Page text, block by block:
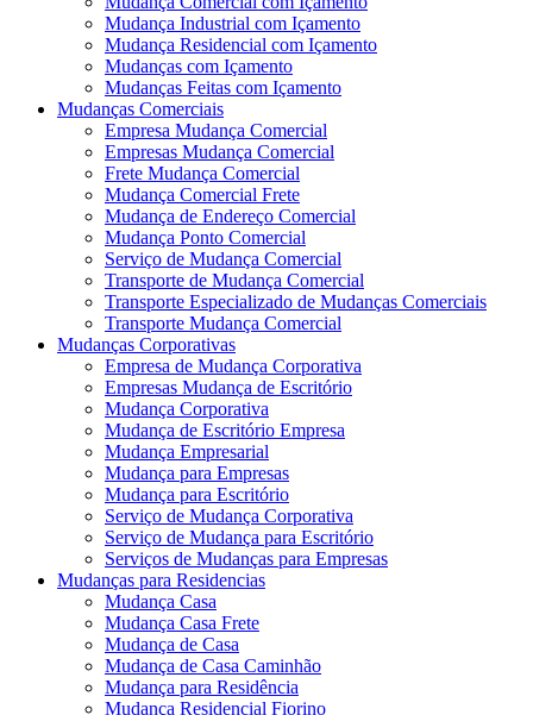
Mudança Industrial com Içamento
Mudança Residencial com Içamento
Mudanças com Içamento
Mudanças Feitas com Içamento
Mudanças Comerciais
Empresa Mudança Comercial
Empresas Mudança Comercial
Frete Mudança Comercial
Mudança Comercial Frete
Mudança de Endereço Comercial
Mudança Ponto Comercial
Serviço de Mudança Comercial
Transporte de Mudança Comercial
Transporte Especializado de Mudanças Comerciais
Transporte Mudança Comercial
Mudanças Corporativas
Empresa de Mudança Corporativa
Empresas Mudança de Escritório
Mudança Corporativa
Mudança de Escritório Empresa
Mudança Empresarial
Mudança para Empresas
Mudança para Escritório
Serviço de Mudança Corporativa
Serviço de Mudança para Escritório
Serviços de Mudanças para Empresas
Mudanças para Residencias
Mudança Casa
Mudança Casa Frete
Mudança de Casa
Mudança de Casa Caminhão
Mudança para Residência
Mudança Residencial Fiorino